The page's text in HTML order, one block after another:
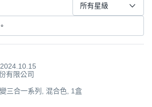
所有星級
2024.10.15
有限公司
三合一系列, 混合色, 1盒